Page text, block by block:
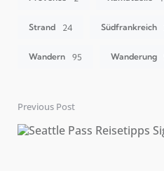
Strand 24 Südfrankreich
Wandern 95 Wanderung
navigation
Previous Post